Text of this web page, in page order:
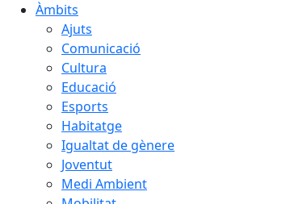
Àmbits
Ajuts
Comunicació
Cultura
Educació
Esports
Habitatge
Igualtat de gènere
Joventut
Medi Ambient